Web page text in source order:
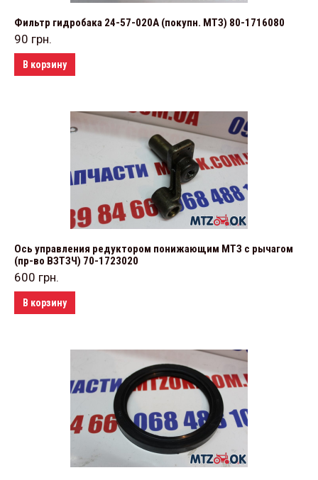
Фильтр гидробака 24-57-020А (покупн. МТЗ) 80-1716080
90 грн.
В корзину
Ось управления редуктором понижающим МТЗ с рычагом
(пр-во ВЗТЗЧ) 70-1723020
600 грн.
В корзину